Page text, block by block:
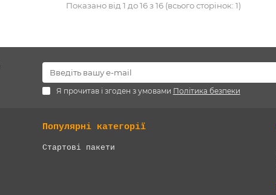
Показано від 1 до 16 з 16 (всього сторінок: 1)
Я прочитав і згоден з умовами Політика безпеки
Популярні категорії
Стартові пакети